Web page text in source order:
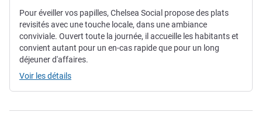
Pour éveiller vos papilles, Chelsea Social propose des plats
revisités avec une touche locale, dans une ambiance
conviviale. Ouvert toute la journée, il accueille les habitants et
convient autant pour un en-cas rapide que pour un long
déjeuner d'affaires.
Voir les détails